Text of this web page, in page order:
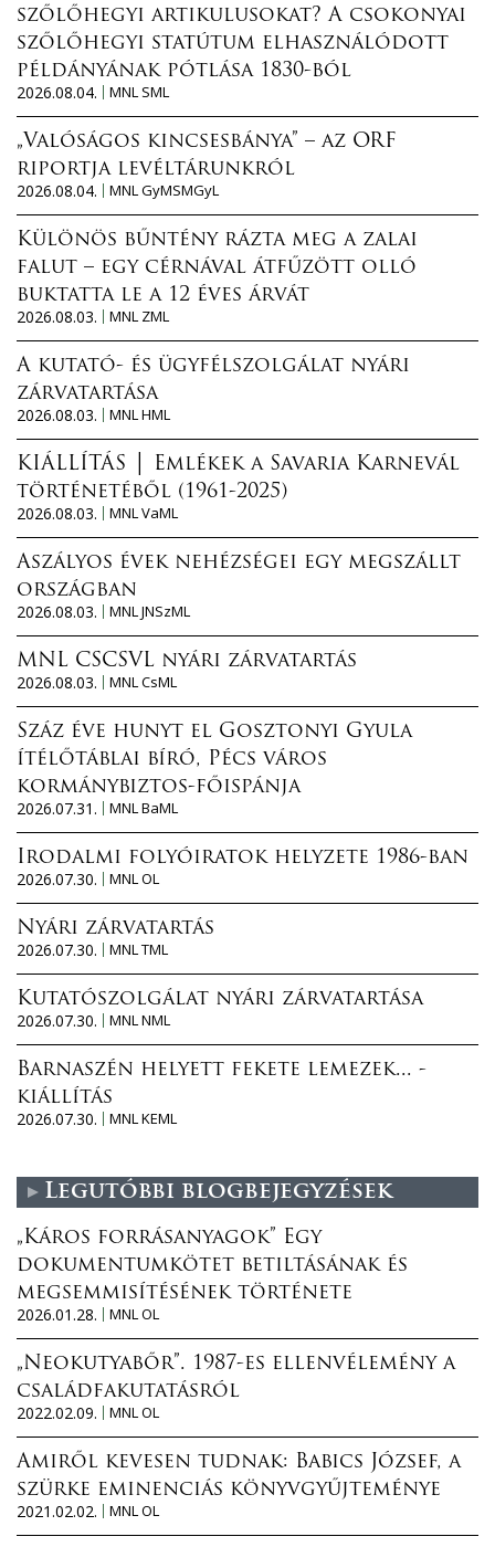
szőlőhegyi artikulusokat? A csokonyai
szőlőhegyi statútum elhasználódott
példányának pótlása 1830-ból
2026.08.04.
MNL SML
„Valóságos kincsesbánya” – az ORF
riportja levéltárunkról
2026.08.04.
MNL GyMSMGyL
Különös bűntény rázta meg a zalai
falut – egy cérnával átfűzött olló
buktatta le a 12 éves árvát
2026.08.03.
MNL ZML
A kutató- és ügyfélszolgálat nyári
zárvatartása
2026.08.03.
MNL HML
KIÁLLÍTÁS │ Emlékek a Savaria Karnevál
történetéből (1961-2025)
2026.08.03.
MNL VaML
Aszályos évek nehézségei egy megszállt
országban
2026.08.03.
MNL JNSzML
MNL CSCSVL nyári zárvatartás
2026.08.03.
MNL CsML
Száz éve hunyt el Gosztonyi Gyula
ítélőtáblai bíró, Pécs város
kormánybiztos-főispánja
2026.07.31.
MNL BaML
Irodalmi folyóiratok helyzete 1986-ban
2026.07.30.
MNL OL
Nyári zárvatartás
2026.07.30.
MNL TML
Kutatószolgálat nyári zárvatartása
2026.07.30.
MNL NML
Barnaszén helyett fekete lemezek... -
kiállítás
2026.07.30.
MNL KEML
Legutóbbi blogbejegyzések
„Káros forrásanyagok” Egy
dokumentumkötet betiltásának és
megsemmisítésének története
2026.01.28.
MNL OL
„Neokutyabőr”. 1987-es ellenvélemény a
családfakutatásról
2022.02.09.
MNL OL
Amiről kevesen tudnak: Babics József, a
szürke eminenciás könyvgyűjteménye
2021.02.02.
MNL OL